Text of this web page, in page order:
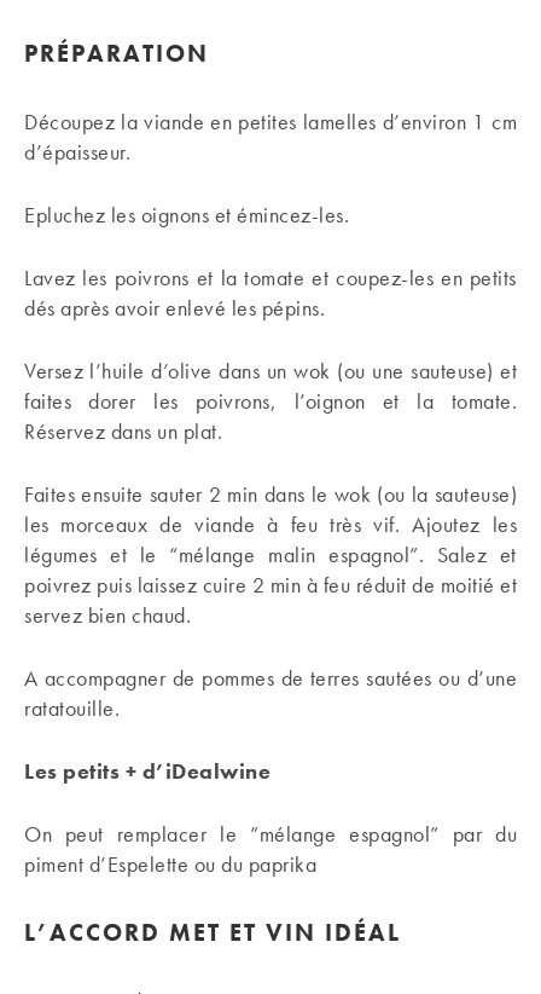
PRÉPARATION
Découpez la viande en petites lamelles d’environ 1 cm
d’épaisseur.
Epluchez les oignons et émincez-les.
Lavez les poivrons et la tomate et coupez-les en petits
dés après avoir enlevé les pépins.
Versez l’huile d’olive dans un wok (ou une sauteuse) et
faites dorer les poivrons, l’oignon et la tomate.
Réservez dans un plat.
Faites ensuite sauter 2 min dans le wok (ou la sauteuse)
les morceaux de viande à feu très vif. Ajoutez les
légumes et le “mélange malin espagnol”. Salez et
poivrez puis laissez cuire 2 min à feu réduit de moitié et
servez bien chaud.
A accompagner de pommes de terres sautées ou d’une
ratatouille.
Les petits + d’iDealwine
On peut remplacer le ”mélange espagnol” par du
piment d’Espelette ou du paprika
L’ACCORD MET ET VIN IDÉAL